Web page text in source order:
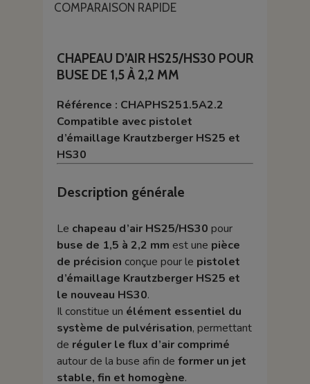
COMPARAISON RAPIDE
CHAPEAU D’AIR HS25/HS30 POUR
BUSE DE 1,5 À 2,2 MM
Référence : CHAPHS251.5A2.2
Compatible avec pistolet
d’émaillage Krautzberger HS25 et
HS30
Description générale
Le chapeau d’air HS25/HS30 pour
buse de 1,5 à 2,2 mm est une pièce
de précision conçue pour le pistolet
d’émaillage Krautzberger HS25 et
le nouveau HS30.
Il constitue un élément essentiel du
système de pulvérisation, permettant
de réguler le flux d’air comprimé
autour de la buse afin de former un jet
stable, fin et homogène.